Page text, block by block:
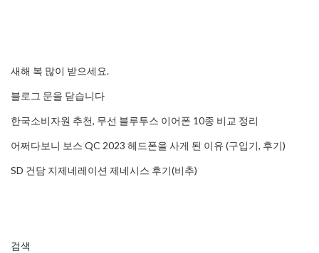
새해 복 많이 받으세요.
블로그 문을 닫습니다
한국소비자원 추천, 무선 블루투스 이어폰 10종 비교 정리
어쩌다보니 보스 QC 2023 헤드폰을 사게 된 이유 (구입기, 후기)
SD 건담 지제네레이션 제네시스 후기(비추)
검색